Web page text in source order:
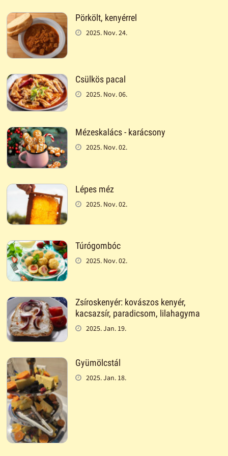
Pörkölt, kenyérrel
2025. Nov. 24.
Csülkös pacal
2025. Nov. 06.
Mézeskalács - karácsony
2025. Nov. 02.
Lépes méz
2025. Nov. 02.
Túrógombóc
2025. Nov. 02.
Zsíroskenyér: kovászos kenyér,
kacsazsír, paradicsom, lilahagyma
2025. Jan. 19.
Gyümölcstál
2025. Jan. 18.